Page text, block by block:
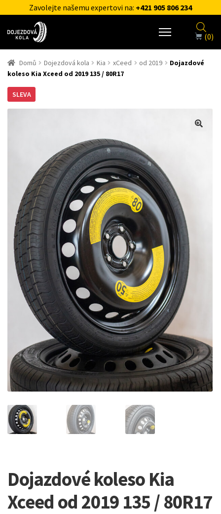
Zavolejte našemu expertovi na: +421 905 806 234
(0)
Domů Dojezdová kola Kia xCeed od 2019
Dojazdové
koleso Kia Xceed od 2019 135 / 80R17
SLEVA
Dojazdové koleso Kia
Xceed od 2019 135 / 80R17